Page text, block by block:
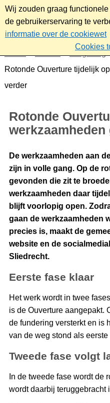
Wij zouden graag
de gebruikerservaring te
informatie over de cookiewet
Cookies
Omgeving
Rotonde Ouverture tijdelijk
verder
Rotonde
De werkzaamheden aan
zijn in volle gang. Op de
gevonden die zit te
werkzaamheden daar
blijft voorlopig open.
gaan de werkzaamheden
precies is, maakt de
website en de
Sliedrecht.
Eerste fase klaar
Het werk wordt in twee
is de Ouverture aangepakt.
de fundering versterkt en is
van de weg stond als
Tweede fase volgt
In de tweede fase wordt de
wordt daarbij teruggebracht